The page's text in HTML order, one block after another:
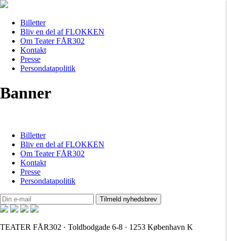
Billetter
Bliv en del af FLOKKEN
Om Teater FÅR302
Kontakt
Presse
Persondatapolitik
Banner
Billetter
Bliv en del af FLOKKEN
Om Teater FÅR302
Kontakt
Presse
Persondatapolitik
TEATER FÅR302 · Toldbodgade 6-8 · 1253 København K